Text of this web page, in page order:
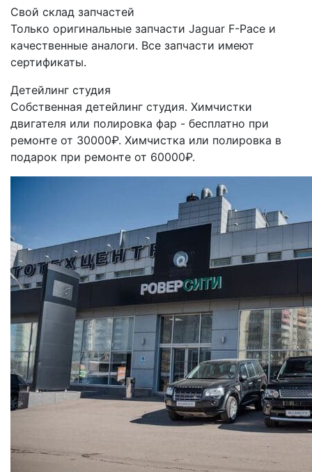
Свой склад запчастей
Только оригинальные запчасти Jaguar F-Pace и
качественные аналоги. Все запчасти имеют
сертификаты.
Детейлинг студия
Собственная детейлинг студия. Химчистки
двигателя или полировка фар - бесплатно при
ремонте от 30000₽. Химчистка или полировка в
подарок при ремонте от 60000₽.